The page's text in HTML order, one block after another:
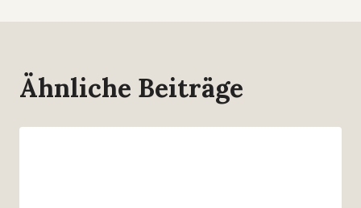
Ähnliche Beiträge